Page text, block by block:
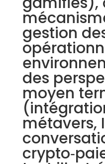
gestion
des
moyen
métavers,